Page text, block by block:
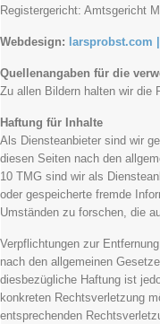
Registergericht: Amtsgericht
Webdesign: larsprobst.com
Quellenangaben für die
Zu allen Bildern halten wir die
Haftung für Inhalte
Als Diensteanbieter sind wir
diesen Seiten nach den
10 TMG sind wir als
oder gespeicherte fremde
Umständen zu forschen, die
Verpflichtungen zur
nach den allgemeinen
diesbezügliche Haftung ist
konkreten Rechtsverletzung
entsprechenden